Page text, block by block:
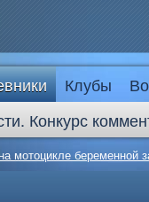
Клубы
Конкурс
мотоцикле беременной